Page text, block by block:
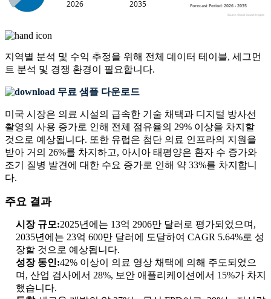
지역별 분석 및 수익 추정을 위해 전체 데이터 테이블, 세그먼
트 분석 및 경쟁 환경이 필요합니다.
무료 샘플 다운로드
미국 시장은 의료 시설의 급속한 기술 채택과 디지털 방사선
촬영의 사용 증가로 인해 전체 점유율의 29% 이상을 차지할
것으로 예상됩니다. 또한 유럽은 첨단 의료 인프라의 지원을
받아 거의 26%를 차지하고, 아시아 태평양은 환자 수 증가와
조기 질병 발견에 대한 수요 증가로 인해 약 33%를 차지합니
다.
주요 결과
시장 규모:2025년에는 13억 2906만 달러로 평가되었으며,
2035년에는 23억 600만 달러에 도달하여 CAGR 5.64%로 성
장할 것으로 예상됩니다.
성장 동인:42% 이상이 의료 영상 채택에 의해 주도되었으
며, 산업 검사에서 28%, 보안 애플리케이션에서 15%가 차지
했습니다.